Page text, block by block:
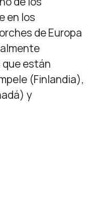
en los
de Europa
que están
(Finlandia),
y